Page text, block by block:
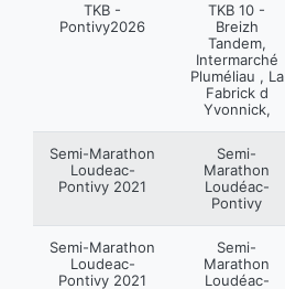
TKB -
Pontivy2026
TKB 10 -
Breizh
Tandem,
Intermarché
Pluméliau , La
Fabrick d
Yvonnick,
Semi-Marathon
Loudeac-
Pontivy 2021
Semi-
Marathon
Loudéac-
Pontivy
Semi-Marathon
Loudeac-
Pontivy 2021
Semi-
Marathon
Loudéac-